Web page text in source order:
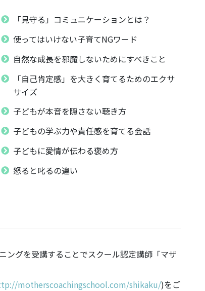
「見守る」コミュニケーションとは？
使ってはいけない子育てNGワード
自然な成長を邪魔しないためにすべきこと
「自己肯定感」を大きく育てるためのエクサ
サイズ
子どもが本音を隠さない聴き方
子どもの学ぶ力や責任感を育てる会話
子どもに愛情が伝わる褒め方
怒ると叱るの違い
ングを受講することでスクール認定講師「マザ
motherscoachingschool.com/shikaku/)をご